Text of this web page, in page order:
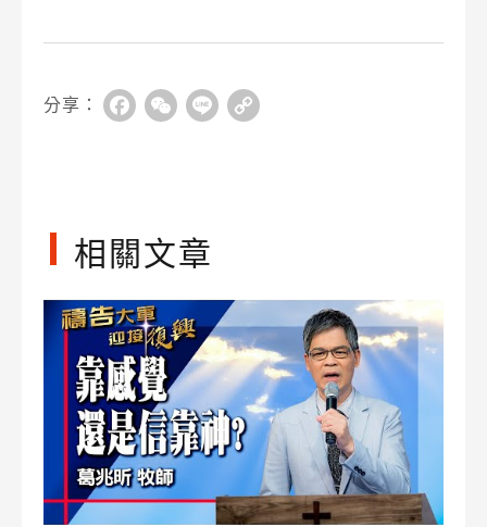
分享： FacebookWeChat
Line
相關文章